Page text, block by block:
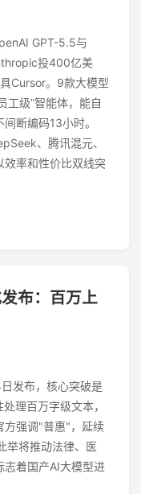
GPT-5.5与
投400亿美
Cursor。9款大模型
工级”智能体，能自
断编码13小时。
、腾讯混元、
效率和性价比双线突
布：百万上
发布，核心突破是
理百万字级文本，
方强调"普惠"，延续
举将推动法律、医
志着国产AI大模型进